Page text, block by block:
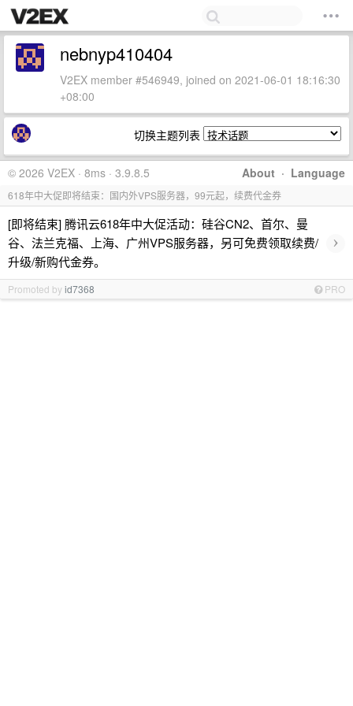
nebnyp410404
V2EX member #546949, joined on 2021-06-01 18:16:30
+08:00
切换主题列表
About · Language
© 2026 V2EX · 8ms · 3.9.8.5
618年中大促即将结束：国内外VPS服务器，99元起，续费代金券
[即将结束] 腾讯云618年中大促活动：硅谷CN2、首尔、曼
谷、法兰克福、上海、广州VPS服务器，另可免费领取续费/
升级/新购代金券。
›
Promoted byid7368 PRO